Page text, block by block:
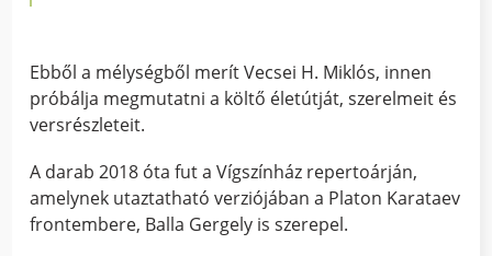
Ebből a mélységből merít Vecsei H. Miklós, innen
próbálja megmutatni a költő életútját, szerelmeit és
versrészleteit.
A darab 2018 óta fut a Vígszínház repertoárján,
amelynek utaztatható verziójában a Platon Karataev
frontembere, Balla Gergely is szerepel.